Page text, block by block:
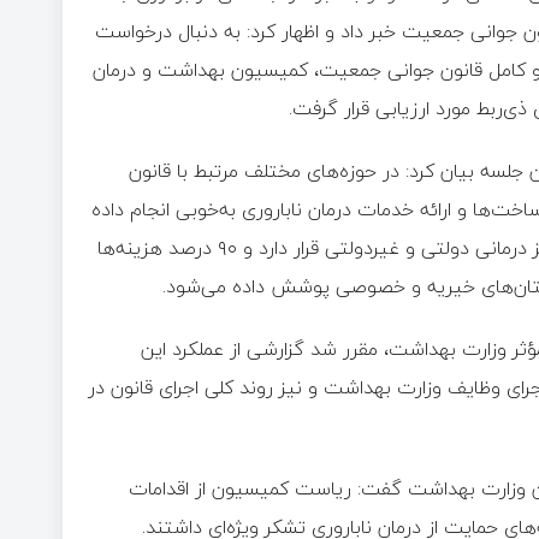
جوانی جمعیت خبر داد و اظهار کرد: به دنبال درخواست
قانون جوانی جمعیت، کمیسیون بهداشت و درمان
مورد ارزیابی قرار گرفت.
بیان کرد: در حوزه‌های مختلف مرتبط با قانون
و ارائه خدمات درمان ناباروری به‌خوبی انجام داده
است. هم‌اکنون درمان ناباروری تحت پوشش بیمه پایه در تمام مراکز درمانی دولتی و غیردولتی قرار دارد و ۹۰ درصد هزینه‌ها
وزارت بهداشت، مقرر شد گزارشی از عملکرد این
وظایف وزارت بهداشت و نیز روند کلی اجرای قانون در
وزارت بهداشت گفت: ریاست کمیسیون از اقدامات
حمایت از درمان ناباروری تشکر ویژه‌ای داشتند.